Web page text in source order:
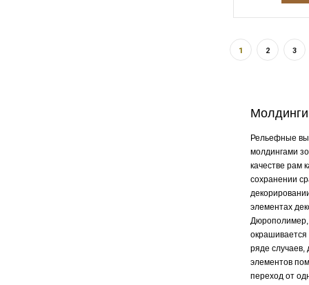
1 2 3
Рельефные
молдингами
качестве рам
сохранении
элементах
Дюрополимер,
ряде случаев,
элементов
переход от